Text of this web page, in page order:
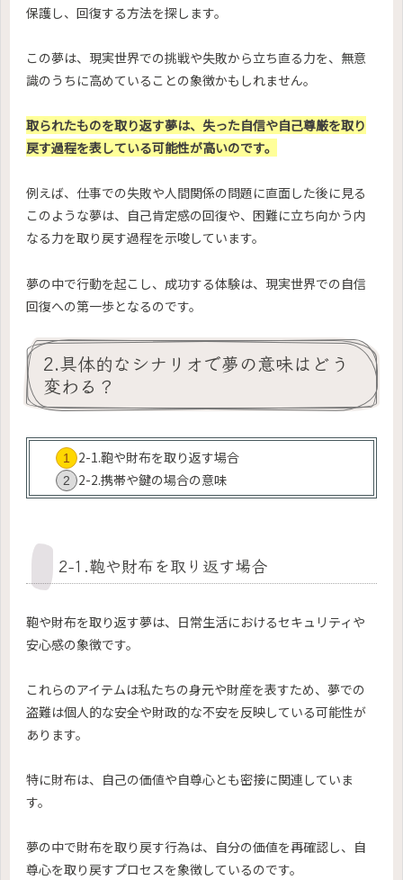
保護し、回復する方法を探します。
この夢は、現実世界での挑戦や失敗から立ち直る力を、無意
識のうちに高めていることの象徴かもしれません。
取られたものを取り返す夢は、失った自信や自己尊厳を取り
戻す過程を表している可能性が高いのです。
例えば、仕事での失敗や人間関係の問題に直面した後に見る
このような夢は、自己肯定感の回復や、困難に立ち向かう内
なる力を取り戻す過程を示唆しています。
夢の中で行動を起こし、成功する体験は、現実世界での自信
回復への第一歩となるのです。
2.具体的なシナリオで夢の意味はどう
変わる？
2-1.鞄や財布を取り返す場合
2-2.携帯や鍵の場合の意味
2-1.鞄や財布を取り返す場合
鞄や財布を取り返す夢は、日常生活におけるセキュリティや
安心感の象徴です。
これらのアイテムは私たちの身元や財産を表すため、夢での
盗難は個人的な安全や財政的な不安を反映している可能性が
あります。
特に財布は、自己の価値や自尊心とも密接に関連していま
す。
夢の中で財布を取り戻す行為は、自分の価値を再確認し、自
尊心を取り戻すプロセスを象徴しているのです。